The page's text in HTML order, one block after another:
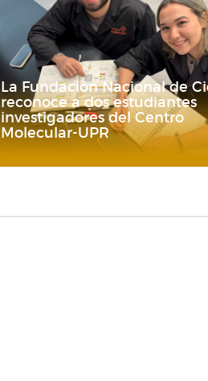
La Fundación Nacional de
reconoce a dos estudiantes
investigadores del Centro
Molecular-UPR